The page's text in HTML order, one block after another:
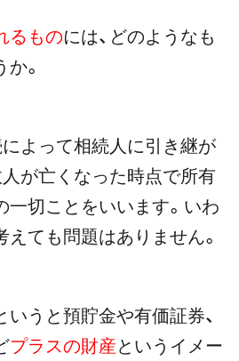
るものには、どのようなも
。
よって相続人に引き継が
が亡くなった時点で所有
一切ことをいいます。いわ
ても問題はありません。
うと預貯金や有価証券、
プラスの財産というイメー